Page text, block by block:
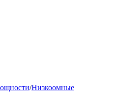
/Низкоомные